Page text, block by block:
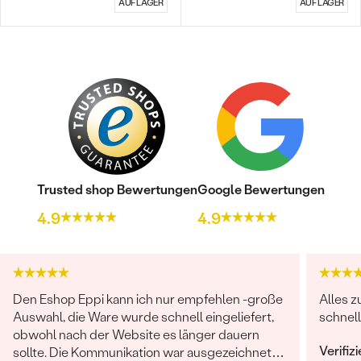
Bestseller
AUF LAGER AUF LAGER
Trusted shop Bewertungen
4.9
Google Bewertungen
4.9
Den Eshop Eppi kann ich nur empfehlen -große
Auswahl, die Ware wurde schnell eingeliefert,
obwohl nach der Website es länger dauern
sollte. Die Kommunikation war ausgezeichnet
Alles